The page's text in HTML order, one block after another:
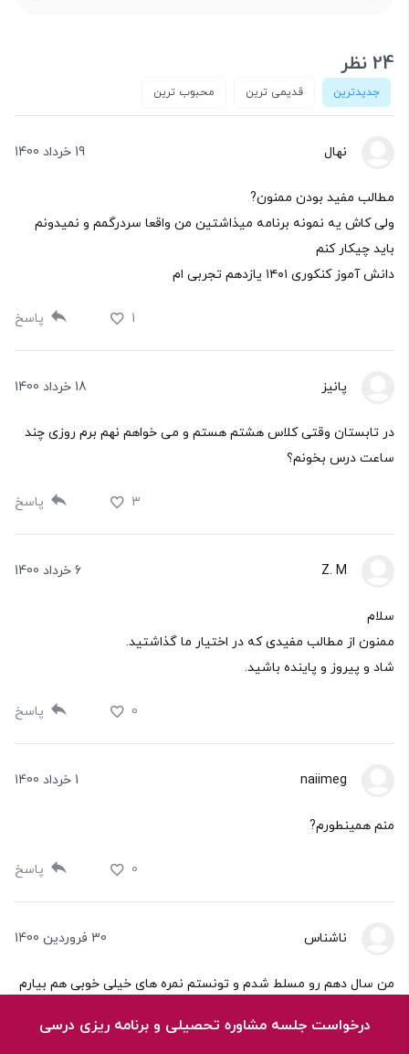
24 نظر
جدیدترین قدیمی ترین محبوب ترین
نهال 19 خرداد 1400
مطالب مفید بودن ممنون?
ولی کاش یه نمونه برنامه میذاشتین من واقعا سردرگمم و نمیدونم
باید چیکار کنم
دانش آموز کنکوری ۱۴۰۱ یازدهم تجربی ام
1 پاسخ
پانیز 18 خرداد 1400
در تابستان وقتی کلاس هشتم هستم و می خواهم نهم برم روزی چند
ساعت درس بخونم‌؟
3 پاسخ
Z. M 6 خرداد 1400
سلام
ممنون از مطالب مفیدی که در اختیار ما گذاشتید.
شاد و پیروز و پاینده باشید.
0 پاسخ
naiimeg 1 خرداد 1400
منم همینطورم?
0 پاسخ
ناشناس 30 فروردین 1400
من سال دهم رو مسلط شدم و تونستم نمره های خیلی خوبی هم بیارم
انگیزه برای خوندنشون نداشتم با توجه به وجود کرونا و انلاین
درخواست جلسه مشاوره تحصیلی و برنامه ریزی درسی